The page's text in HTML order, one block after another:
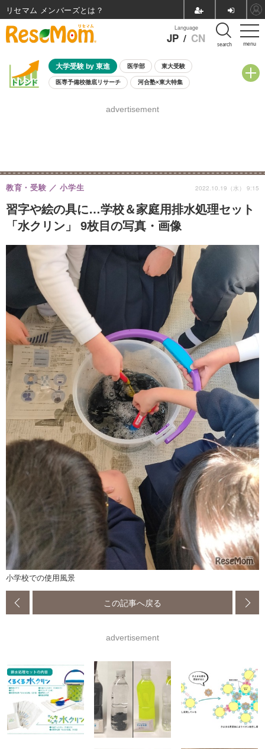
menu
Language
JP / CN search
大学受験 by 東進 医学部 東大受験
医専予備校徹底リサーチ 河合塾×東大特集
8月開催学校説明会・相談会
advertisement
習字や絵の具に…学校＆家庭用排水処理セット
「水クリン」 9枚目の写真・画像
教育・受験 小学生 2022.10.19（水） 9:15
小学校での使用風景
この記事へ戻る
advertisement
リセマム メンバーズ